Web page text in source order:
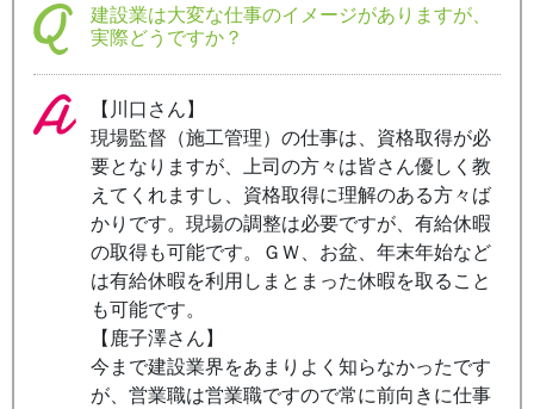
建設業は大変な仕事のイメージがありますが、
実際どうですか？
【川口さん】
現場監督（施工管理）の仕事は、資格取得が必
要となりますが、上司の方々は皆さん優しく教
えてくれますし、資格取得に理解のある方々ば
かりです。現場の調整は必要ですが、有給休暇
の取得も可能です。ＧＷ、お盆、年末年始など
は有給休暇を利用しまとまった休暇を取ること
も可能です。
【鹿子澤さん】
今まで建設業界をあまりよく知らなかったです
が、営業職は営業職ですので常に前向きに仕事